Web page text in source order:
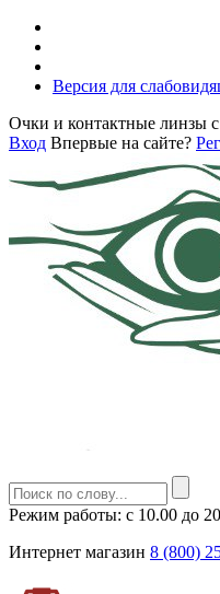
Версия для
Очки и контактные линзы
Вход Впервые на сайте?
Режим работы: с 10.00 до
Интернет магазин 8 (800)